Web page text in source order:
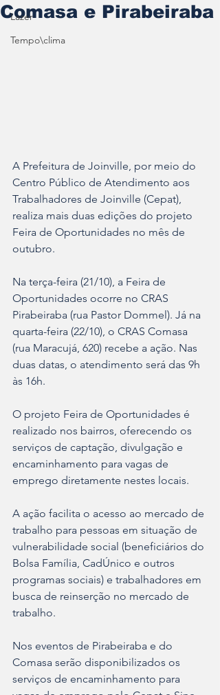
Lazer
Tempo\clima
Comasa e Pirabeiraba
A Prefeitura de Joinville, por meio do
Centro Público de Atendimento aos
Trabalhadores de Joinville (Cepat),
realiza mais duas edições do projeto
Feira de Oportunidades no mês de
outubro.
Na terça-feira (21/10), a Feira de
Oportunidades ocorre no CRAS
Pirabeiraba (rua Pastor Dommel). Já na
quarta-feira (22/10), o CRAS Comasa
(rua Maracujá, 620) recebe a ação. Nas
duas datas, o atendimento será das 9h
às 16h.
O projeto Feira de Oportunidades é
realizado nos bairros, oferecendo os
serviços de captação, divulgação e
encaminhamento para vagas de
emprego diretamente nestes locais.
A ação facilita o acesso ao mercado de
trabalho para pessoas em situação de
vulnerabilidade social (beneficiários do
Bolsa Família, CadÚnico e outros
programas sociais) e trabalhadores em
busca de reinserção no mercado de
trabalho.
Nos eventos de Pirabeiraba e do
Comasa serão disponibilizados os
serviços de encaminhamento para